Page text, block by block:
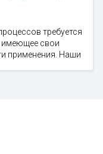
требуется
имеющее свои
применения. Наши